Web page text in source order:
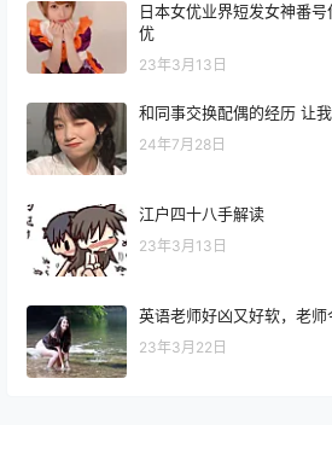
日本女优业界短发女神番
优
23年3月13日
和同事交换配偶的经历 让
24年7月28日
江户四十八手解读
23年3月13日
英语老师好凶又好软，老
23年3月22日